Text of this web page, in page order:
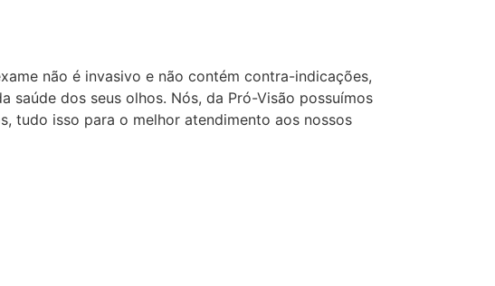
não é invasivo e não contém contra-indicações,
dos seus olhos. Nós, da Pró-Visão possuímos
tudo isso para o melhor atendimento aos nossos